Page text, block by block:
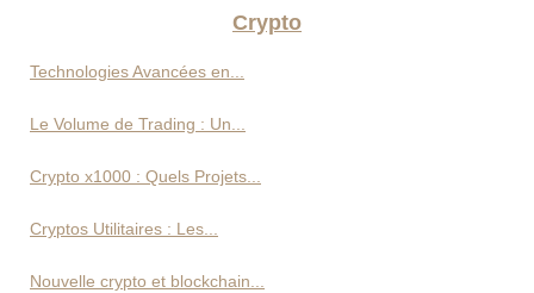
Crypto
Technologies Avancées en...
Le Volume de Trading : Un...
Crypto x1000 : Quels Projets...
Cryptos Utilitaires : Les...
Nouvelle crypto et blockchain...